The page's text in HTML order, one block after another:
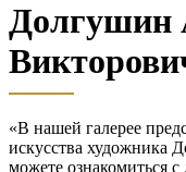
Долгушин
«В нашей галерее
искусства художника
можете ознакомиться